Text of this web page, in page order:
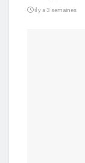
il y a 3 semaines